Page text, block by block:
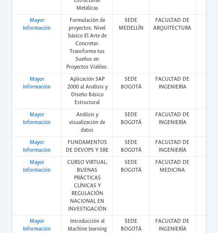
Metálicas
Mayor
Información
Formulación de
proyectos. Nivel
básico El Arte de
Concretar:
Transforma tus
Sueños en
Proyectos Viables.
SEDE
MEDELLÍN
FACULTAD DE
ARQUITECTURA
Mayor
Información
Aplicación SAP
2000 al Análisis y
Diseño Básico
Estructural
SEDE
BOGOTÁ
FACULTAD DE
INGENIERÍA
Mayor
Información
Análisis y
visualización de
datos
SEDE
BOGOTÁ
FACULTAD DE
INGENIERÍA
Mayor
Información
FUNDAMENTOS
DE DEVOPS Y SRE
SEDE
BOGOTÁ
FACULTAD DE
INGENIERÍA
Mayor
Información
CURSO VIRTUAL:
BUENAS
PRÁCTICAS
CLÍNICAS Y
REGULACIÓN
NACIONAL EN
INVESTIGACIÓN
SEDE
BOGOTÁ
FACULTAD DE
MEDICINA
Mayor
Información
Introducción al
Machine learning
SEDE
BOGOTÁ
FACULTAD DE
INGENIERÍA